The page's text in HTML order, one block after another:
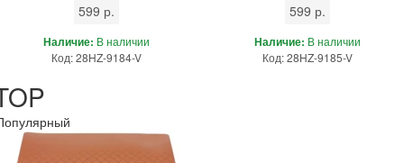
599 р.
Наличие: В наличии
Код: 28HZ-9184-V
599 р.
Наличие: В наличии
Код: 28HZ-9185-V